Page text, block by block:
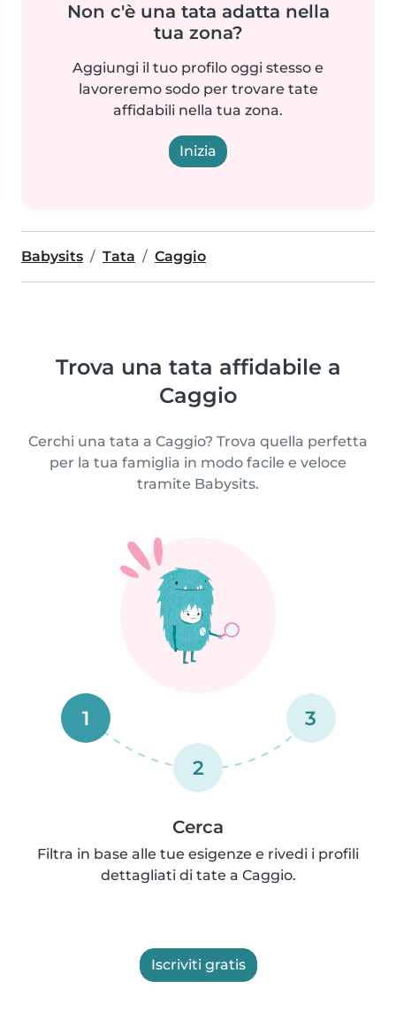
Non c'è una tata adatta nella
tua zona?
Aggiungi il tuo profilo oggi stesso e
lavoreremo sodo per trovare tate
affidabili nella tua zona.
Inizia
Babysits Tata Caggio
Trova una tata affidabile a
Caggio
Cerchi una tata a Caggio? Trova quella perfetta
per la tua famiglia in modo facile e veloce
tramite Babysits.
1
2
3
Cerca
Filtra in base alle tue esigenze e rivedi i profili
dettagliati di tate a Caggio.
Iscriviti gratis